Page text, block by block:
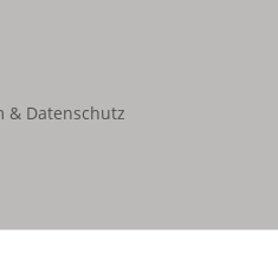
& Datenschutz